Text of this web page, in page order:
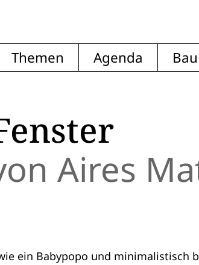
Themen Agenda
Aires
ein Babypopo und minimalistisch